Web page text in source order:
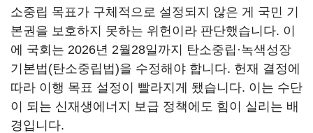
소중립 목표가 구체적으로 설정되지 않은 게 국민 기
본권을 보호하지 못하는 위헌이라 판단했습니다. 이
에 국회는 2026년 2월28일까지 탄소중립·녹색성장
기본법(탄소중립법)을 수정해야 합니다. 헌재 결정에
따라 이행 목표 설정이 빨라지게 됐습니다. 이는 수단
이 되는 신재생에너지 보급 정책에도 힘이 실리는 배
경입니다.